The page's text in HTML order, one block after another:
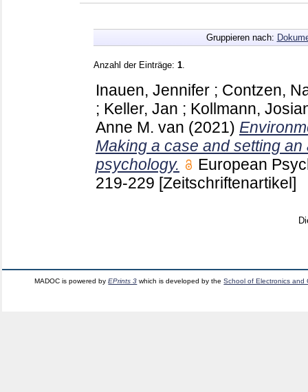
Gruppieren nach:
Anzahl der Einträge: 1
Inauen, Jennifer ; Contzen,
; Keller, Jan ; Kollmann,
Anne M. van (2021)
Making a case and setting
psychology.
European
219-229 [Zeitschriftenartikel]
MADOC is powered byEPrints 3 which is developed by theSchool of Electronics and